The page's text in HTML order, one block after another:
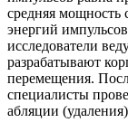
средняя мощность
энергий
исследователи
разрабатывают
перемещения.
специалисты
абляции